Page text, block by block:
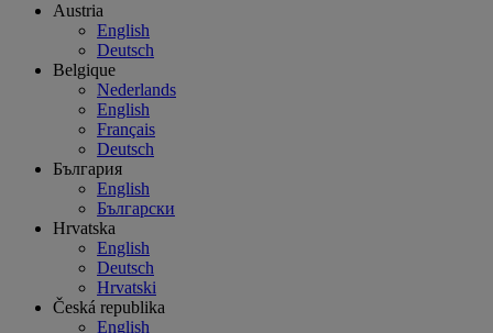
Austria
English
Deutsch
Belgique
Nederlands
English
Français
Deutsch
България
English
Български
Hrvatska
English
Deutsch
Hrvatski
Česká republika
English